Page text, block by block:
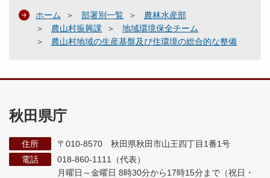
ホーム 部署別一覧
農林水産部
農山村振興課
地域環境保全チーム
農山村地域の生産基盤及び住環境の総合的な整備
秋田県庁
住所
〒010-8570 秋田県秋田市山王四丁目1番1号
電話
018-860-1111（代表）
月曜日～金曜日 8時30分から17時15分まで （祝日・